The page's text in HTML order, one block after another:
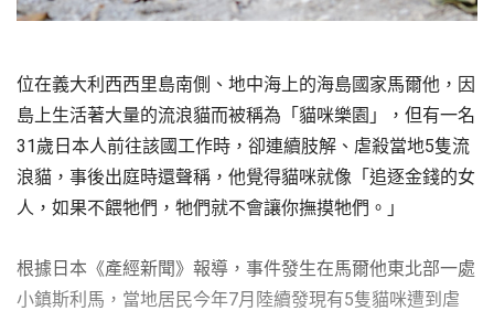
位在義大利西西里島南側、地中海上的海島國家馬爾他，因
島上生活著大量的流浪貓而被稱為「貓咪樂園」，但有一名
31歲日本人前往該國工作時，卻連續肢解、虐殺當地5隻流
浪貓，事後出庭時還聲稱，他覺得貓咪就像「追逐金錢的女
人，如果不餵牠們，牠們就不會讓你撫摸牠們。」
根據日本《產經新聞》報導，事件發生在馬爾他東北部一處
小鎮斯利馬，當地居民今年7月陸續發現有5隻貓咪遭到虐